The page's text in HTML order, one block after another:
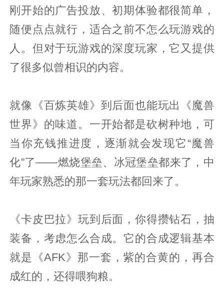
刚开始的广告投放、初期体验都很简单，
随便点点就行，适合之前不怎么玩游戏的
人。但对于玩游戏的深度玩家，它又提供
了很多似曾相识的内容。
就像《百炼英雄》到后面也能玩出《魔兽
世界》的味道。一开始都是砍树种地，可
当你充钱推进度，逐渐就会发现它“魔兽
化”了——燃烧堡垒、冰冠堡垒都来了，中
年玩家熟悉的那一套玩法都回来了。
《卡皮巴拉》玩到后面，你得攒钻石，抽
装备，考虑怎么合成。它的合成逻辑基本
就是《AFK》那一套，紫的合黄的，再合
成红的，还得喂狗粮。